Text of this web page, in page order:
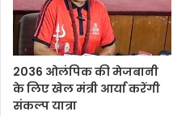
2036 ओलंपिक की मेजबानी
के लिए खेल मंत्री आर्या करेंगी
संकल्प यात्रा